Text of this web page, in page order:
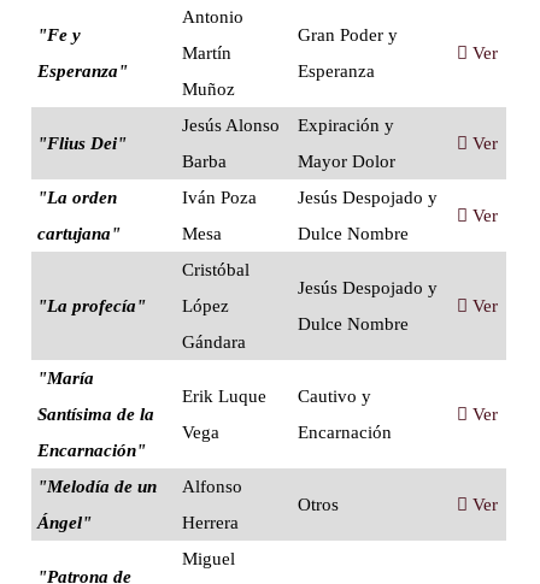
"Fe y
Esperanza"
Antonio
Martín
Muñoz
Gran Poder y
Esperanza
Ver
"Flius Dei"
Jesús Alonso
Barba
Expiración y
Mayor Dolor
Ver
"La orden
cartujana"
Iván Poza
Mesa
Jesús Despojado y
Dulce Nombre
Ver
"La profecía"
Cristóbal
López
Gándara
Jesús Despojado y
Dulce Nombre
Ver
"María
Santísima de la
Encarnación"
Erik Luque
Vega
Cautivo y
Encarnación
Ver
"Melodía de un
Ángel"
Alfonso
Herrera
Otros Ver
"Patrona de
Miguel